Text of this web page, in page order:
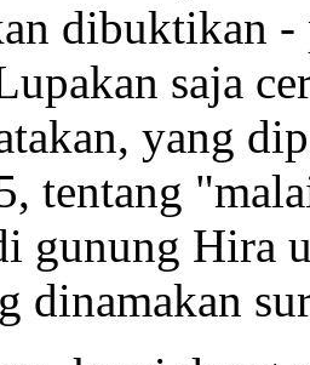
dibuktikan
saja
yang
tentang
gunung Hira
dinamakan